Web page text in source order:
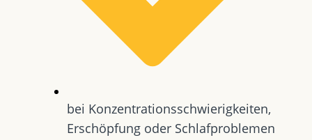
bei Konzentrationsschwierigkeiten,
Erschöpfung oder Schlafproblemen